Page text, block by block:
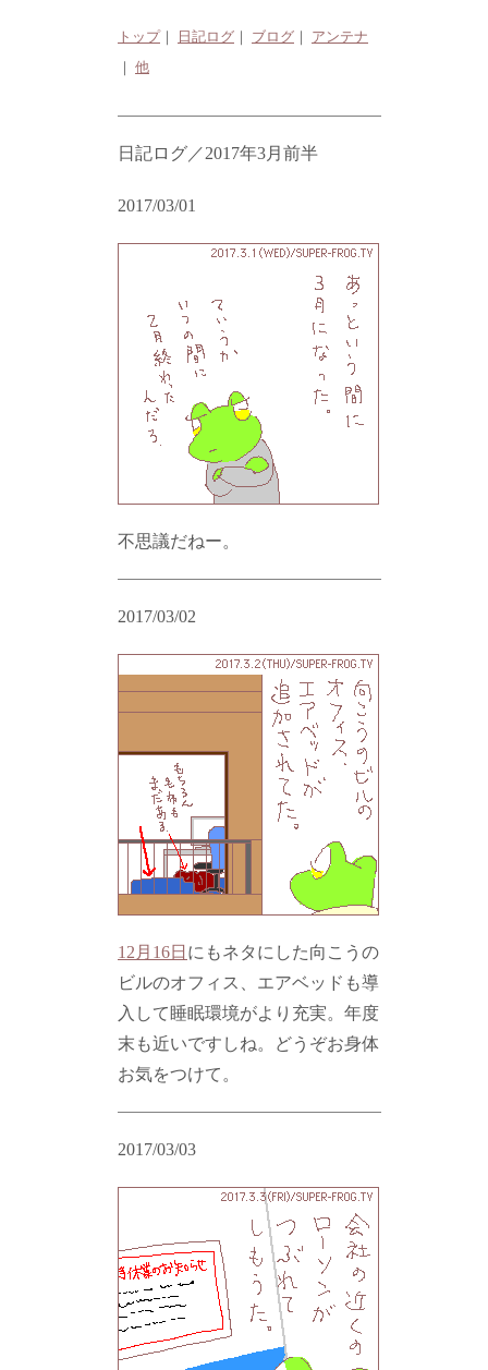
トップ｜ 日記ログ ｜ ブログ ｜ アンテナ
｜ 他
日記ログ／2017年3月前半
2017/03/01
不思議だねー。
2017/03/02
12月16日 にもネタにした向こうの
ビルのオフィス、エアベッドも導
入して睡眠環境がより充実。年度
末も近いですしね。どうぞお身体
お気をつけて。
2017/03/03